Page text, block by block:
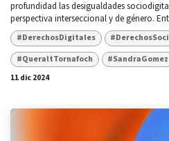
profundidad las desigualdades
perspectiva interseccional y de género.
#DerechosDigitales
#QueraltTornafoch
#SandraGomez
11 dic 2024